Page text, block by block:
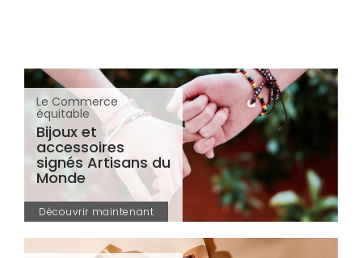
Le Commerce
équitable
Bijoux et
accessoires
signés Artisans du
Monde
Découvrir maintenant